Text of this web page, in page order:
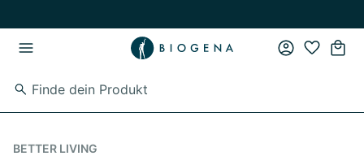
BETTER LIVING